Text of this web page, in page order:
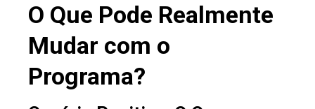
O Que Pode Realmente
Mudar com o
Programa?